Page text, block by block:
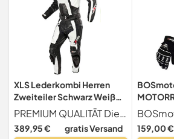
XLS Lederkombi Herren
Zweiteiler Schwarz Weiß
Echtleder zweiteilige
Motorradkombi (62)
PREMIUM QUALITÄT Die XLS Lederkombi begeistert mit ihrer hochwertigen Qualität und dem komfortablen, ergonomischen Schnitt. Das besondere Mattfinish-Leder ist besonders strapazierfähig und macht die Motorradkombi zu einem langlebigen Qualitätsprodukt. Das auffällige, sportliche Design beeindruckt einfach jeden Motorradfahrer. Bonus die Knieschleifer sind abnehmbar!
389,95 € gratis Versand
+ HOSE
BIKE
159,00 €